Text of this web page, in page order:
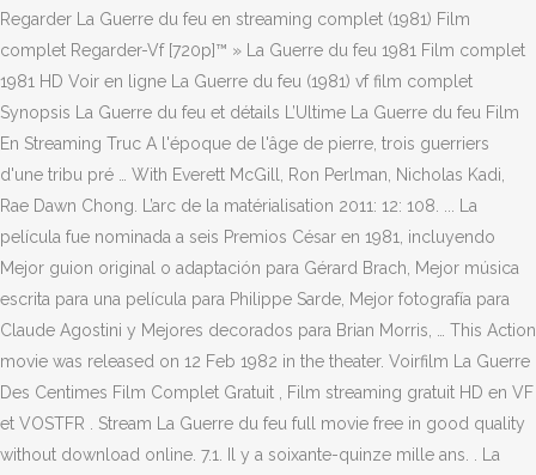
Regarder La Guerre du feu en streaming complet (1981) Film
complet Regarder-Vf [720p]™ » La Guerre du feu 1981 Film complet
1981 HD Voir en ligne La Guerre du feu (1981) vf film complet
Synopsis La Guerre du feu et détails L’Ultime La Guerre du feu Film
En Streaming Truc A l'époque de l'âge de pierre, trois guerriers
d'une tribu pré … With Everett McGill, Ron Perlman, Nicholas Kadi,
Rae Dawn Chong. L’arc de la matérialisation 2011: 12: 108. ... La
película fue nominada a seis Premios César en 1981, incluyendo
Mejor guion original o adaptación para Gérard Brach, Mejor música
escrita para una película para Philippe Sarde, Mejor fotografía para
Claude Agostini y Mejores decorados para Brian Morris, … This Action
movie was released on 12 Feb 1982 in the theater. Voirfilm La Guerre
Des Centimes Film Complet Gratuit , Film streaming gratuit HD en VF
et VOSTFR . Stream La Guerre du feu full movie free in good quality
without download online. 7.1. Il y a soixante-quinze mille ans. . La